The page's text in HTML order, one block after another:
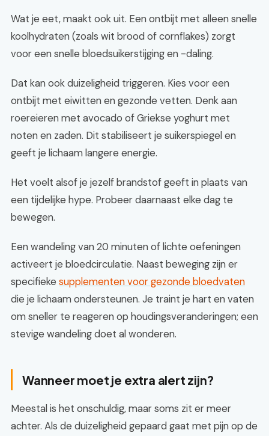
Wat je eet, maakt ook uit. Een ontbijt met alleen snelle
koolhydraten (zoals wit brood of cornflakes) zorgt
voor een snelle bloedsuikerstijging en -daling.
Dat kan ook duizeligheid triggeren. Kies voor een
ontbijt met eiwitten en gezonde vetten. Denk aan
roereieren met avocado of Griekse yoghurt met
noten en zaden. Dit stabiliseert je suikerspiegel en
geeft je lichaam langere energie.
Het voelt alsof je jezelf brandstof geeft in plaats van
een tijdelijke hype. Probeer daarnaast elke dag te
bewegen.
Een wandeling van 20 minuten of lichte oefeningen
activeert je bloedcirculatie. Naast beweging zijn er
specifieke supplementen voor gezonde bloedvaten
die je lichaam ondersteunen. Je traint je hart en vaten
om sneller te reageren op houdingsveranderingen; een
stevige wandeling doet al wonderen.
Wanneer moet je extra alert zijn?
Meestal is het onschuldig, maar soms zit er meer
achter. Als de duizeligheid gepaard gaat met pijn op de